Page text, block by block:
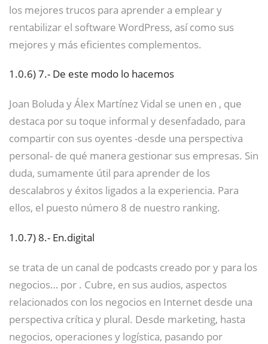
los mejores trucos para aprender a emplear y
rentabilizar el software WordPress, así como sus
mejores y más eficientes complementos.
1.0.6)7.- De este modo lo hacemos
Joan Boluda y Álex Martínez Vidal se unen en , que
destaca por su toque informal y desenfadado, para
compartir con sus oyentes -desde una perspectiva
personal- de qué manera gestionar sus empresas. Sin
duda, sumamente útil para aprender de los
descalabros y éxitos ligados a la experiencia. Para
ellos, el puesto número 8 de nuestro ranking.
1.0.7) 8.- En.digital
se trata de un canal de podcasts creado por y para los
negocios… por . Cubre, en sus audios, aspectos
relacionados con los negocios en Internet desde una
perspectiva crítica y plural. Desde marketing, hasta
negocios, operaciones y logística, pasando por